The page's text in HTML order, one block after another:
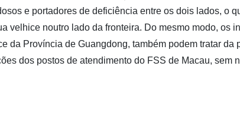
e portadores de deficiência entre os dois lados, o
velhice noutro lado da fronteira. Do mesmo modo, os
da Província de Guangdong, também podem tratar da
dos postos de atendimento do FSS de Macau, sem